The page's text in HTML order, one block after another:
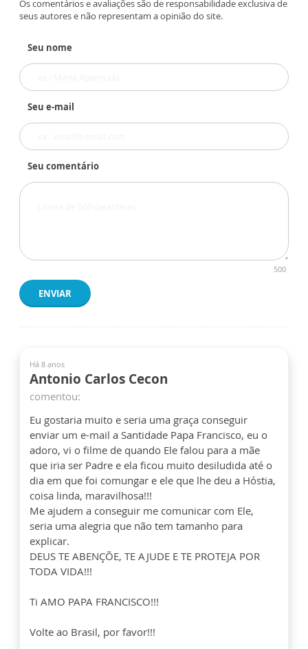
Os comentários e avaliações são de responsabilidade exclusiva de
seus autores e não representam a opinião do site.
Seu nome
Seu e-mail
Seu comentário
500
ENVIAR
Há 8 anos
Antonio Carlos Cecon
comentou:
Eu gostaria muito e seria uma graça conseguir
enviar um e-mail a Santidade Papa Francisco, eu o
adoro, vi o filme de quando Ele falou para a mãe
que iria ser Padre e ela ficou muito desiludida até o
dia em que foi comungar e ele que lhe deu a Hóstia,
coisa linda, maravilhosa!!!
Me ajudem a conseguir me comunicar com Ele,
seria uma alegria que não tem tamanho para
explicar.
DEUS TE ABENÇÕE, TE AJUDE E TE PROTEJA POR
TODA VIDA!!!
Ti AMO PAPA FRANCISCO!!!
Volte ao Brasil, por favor!!!